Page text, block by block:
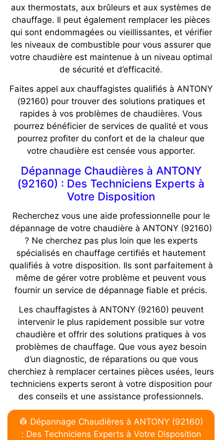
aux thermostats, aux brûleurs et aux systèmes de
chauffage. Il peut également remplacer les pièces
qui sont endommagées ou vieillissantes, et vérifier
les niveaux de combustible pour vous assurer que
votre chaudière est maintenue à un niveau optimal
de sécurité et d’efficacité.
Faites appel aux chauffagistes qualifiés à ANTONY
(92160) pour trouver des solutions pratiques et
rapides à vos problèmes de chaudières. Vous
pourrez bénéficier de services de qualité et vous
pourrez profiter du confort et de la chaleur que
votre chaudière est censée vous apporter.
Dépannage Chaudières à ANTONY
(92160) : Des Techniciens Experts à
Votre Disposition
Recherchez vous une aide professionnelle pour le
dépannage de votre chaudière à ANTONY (92160)
? Ne cherchez pas plus loin que les experts
spécialisés en chauffage certifiés et hautement
qualifiés à votre disposition. Ils sont parfaitement à
même de gérer votre problème et peuvent vous
fournir un service de dépannage fiable et précis.
Les chauffagistes à ANTONY (92160) peuvent
intervenir le plus rapidement possible sur votre
chaudière et offrir des solutions pratiques à vos
problèmes de chauffage. Que vous ayez besoin
d’un diagnostic, de réparations ou que vous
cherchiez à remplacer certaines pièces usées, leurs
techniciens experts seront à votre disposition pour
des conseils et une assistance professionnels.
👷 Dépannage Chaudières à ANTONY (92160)
: Des Techniciens Experts à Votre Disposition